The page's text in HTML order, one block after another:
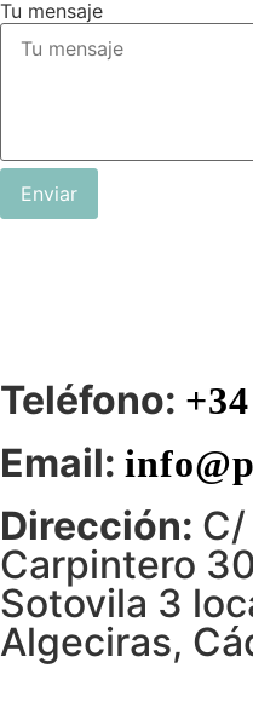
Tu mensaje
Enviar
Teléfono:
Email:
Dirección: C/
Carpintero
Sotovila 3
Algeciras,